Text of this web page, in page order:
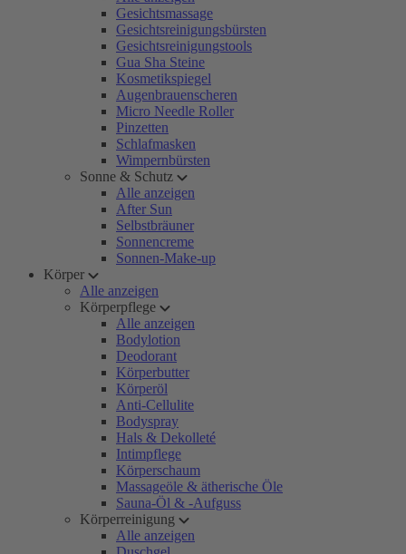
Gesichtsmassage
Gesichtsreinigungsbürsten
Gesichtsreinigungstools
Gua Sha Steine
Kosmetikspiegel
Augenbrauenscheren
Micro Needle Roller
Pinzetten
Schlafmasken
Wimpernbürsten
Sonne & Schutz
Alle anzeigen
After Sun
Selbstbräuner
Sonnencreme
Sonnen-Make-up
Körper
Alle anzeigen
Körperpflege
Alle anzeigen
Bodylotion
Deodorant
Körperbutter
Körperöl
Anti-Cellulite
Bodyspray
Hals & Dekolleté
Intimpflege
Körperschaum
Massageöle & ätherische Öle
Sauna-Öl & -Aufguss
Körperreinigung
Alle anzeigen